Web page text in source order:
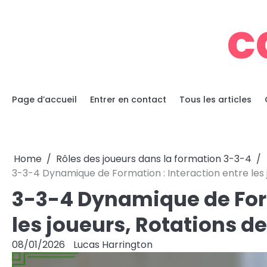
Page d’accueil Entrer en contact Tous les articles
Home
Rôles des joueurs dans la formation 3-3-4
3-3-4 Dynamique de Formation : Interaction entre les
3-3-4 Dynamique de
les joueurs, Rotations
08/01/2026 Lucas Harrington